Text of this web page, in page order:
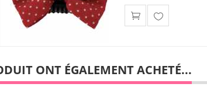
d'envies
ONT ÉGALEMENT ACHETÉ...